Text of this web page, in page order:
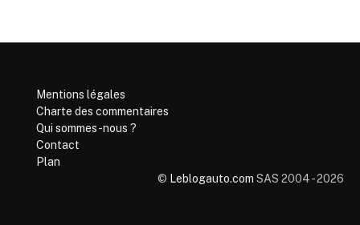
Mentions légales
Charte des commentaires
Qui sommes-nous ?
Contact
Plan
© Leblogauto.com SAS 2004 - 2026